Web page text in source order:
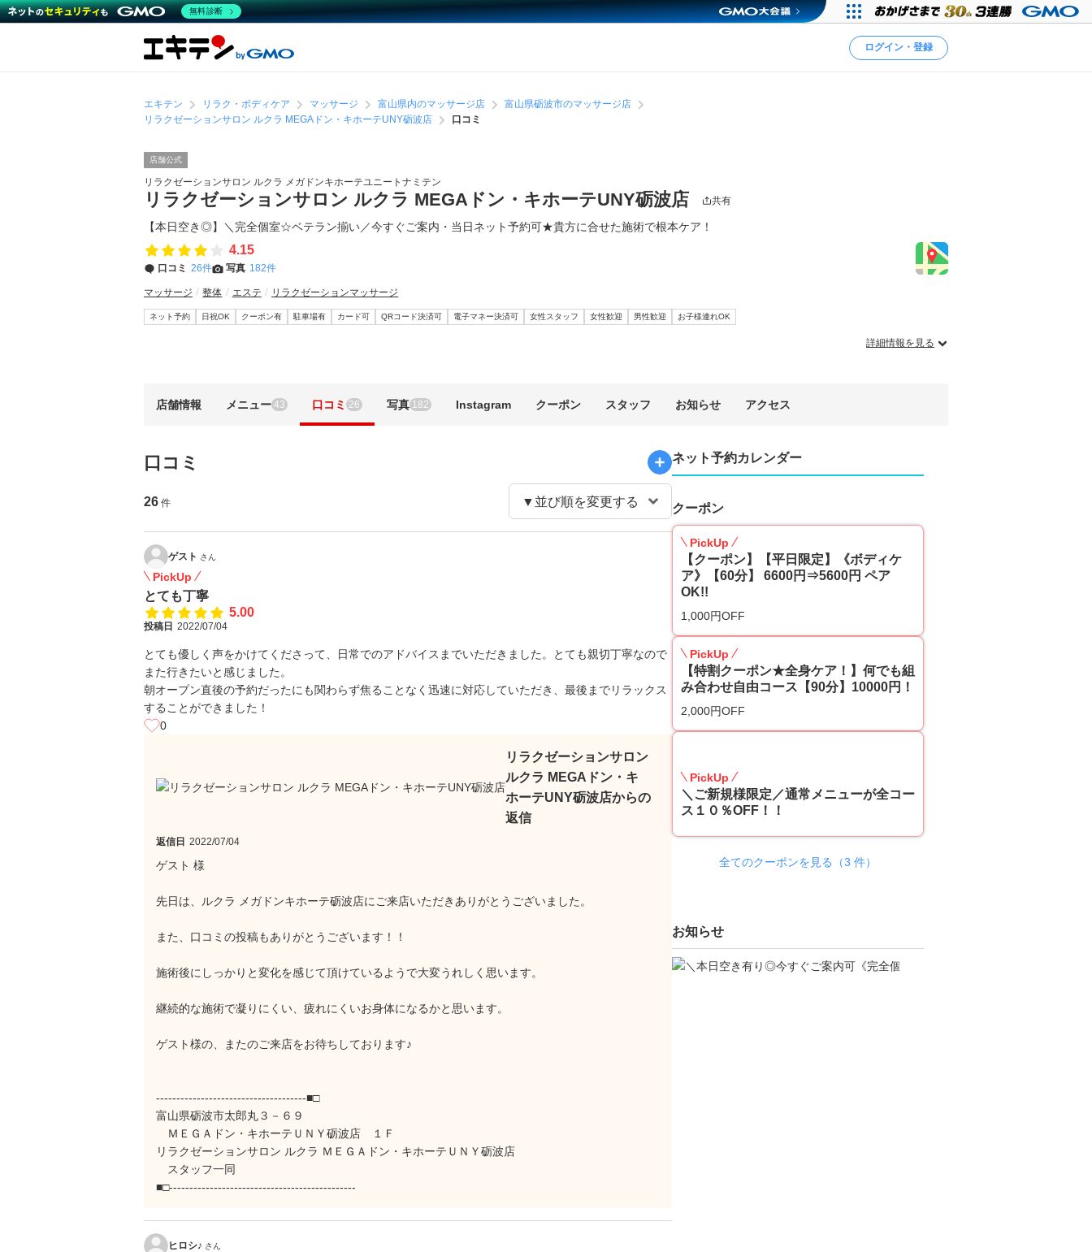
ログイン・登録
エキテン リラク・ボディケア マッサージ 富山県内のマッサージ店
富山県砺波市のマッサージ店
リラクゼーションサロン ルクラ MEGAドン・キホーテUNY砺波店
口コミ
店舗公式
リラクゼーションサロン ルクラ メガドンキホーテユニートナミテン
リラクゼーションサロン ルクラ MEGAドン・キホーテUNY砺波店 共有
【本日空き◎】＼完全個室☆ベテラン揃い／今すぐご案内・当日ネット予約可★貴方に合せた施術で根本ケア！
4.15
口コミ 26件 写真 182件
マッサージ 整体 エステ リラクゼーションマッサージ
ネット予約 日祝OK クーポン有 駐車場有 カード可 QRコード決済可 電子マネー決済可 女性スタッフ 女性歓迎 男性歓迎 お子様連れOK
詳細情報を見る
店舗情報 メニュー 43 口コミ 26 写真 182 Instagram クーポン スタッフ お知らせ アクセス
口コミ
26 件
ゲスト さん
PickUp
とても丁寧
5.00
投稿日 2022/07/04
とても優しく声をかけてくださって、日常でのアドバイスまでいただきました。とても親切丁寧なので
また行きたいと感じました。
朝オープン直後の予約だったにも関わらず焦ることなく迅速に対応していただき、最後までリラックス
することができました！
0
リラクゼーションサロン
ルクラ MEGAドン・キ
ホーテUNY砺波店からの
返信
返信日 2022/07/04
ゲスト 様
先日は、ルクラ メガドンキホーテ砺波店にご来店いただきありがとうございました。
また、口コミの投稿もありがとうございます！！
施術後にしっかりと変化を感じて頂けているようで大変うれしく思います。
継続的な施術で凝りにくい、疲れにくいお身体になるかと思います。
ゲスト様の、またのご来店をお待ちしております♪
-------------------------------------■□
富山県砺波市太郎丸３－６９
ＭＥＧＡドン・キホーテＵＮＹ砺波店 １Ｆ
リラクゼーションサロン ルクラ ＭＥＧＡドン・キホーテＵＮＹ砺波店
スタッフ一同
■□----------------------------------------------
ヒロシ♪ さん
ネット予約カレンダー
クーポン
PickUp
【クーポン】【平日限定】《ボディケ
ア》【60分】 6600円⇒5600円 ペア
OK!!
1,000円OFF
PickUp
【特割クーポン★全身ケア！】何でも組
み合わせ自由コース【90分】10000円！
2,000円OFF
PickUp
＼ご新規様限定／通常メニューが全コー
ス１０％OFF！！
全てのクーポンを見る（3 件）
お知らせ
無料診断